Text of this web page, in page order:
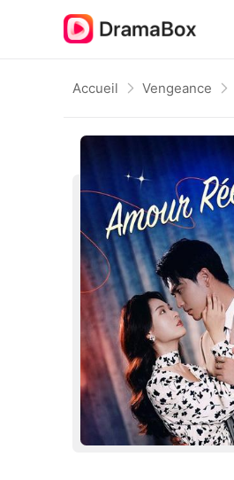
Accueil Vengeance